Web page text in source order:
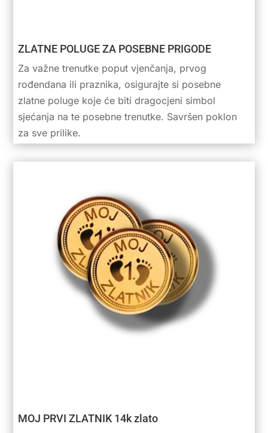
ZLATNE POLUGE ZA POSEBNE PRIGODE
Za važne trenutke poput vjenčanja, prvog
rođendana ili praznika, osigurajte si posebne
zlatne poluge koje će biti dragocjeni simbol
sjećanja na te posebne trenutke. Savršen poklon
za sve prilike.
MOJ PRVI ZLATNIK 14k zlato